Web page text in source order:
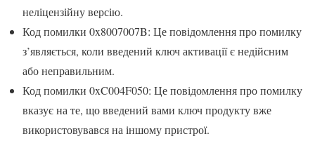
неліцензійну версію.
Код помилки 0x8007007B: Це повідомлення про помилку
з’являється, коли введений ключ активації є недійсним
або неправильним.
Код помилки 0xC004F050: Це повідомлення про помилку
вказує на те, що введений вами ключ продукту вже
використовувався на іншому пристрої.